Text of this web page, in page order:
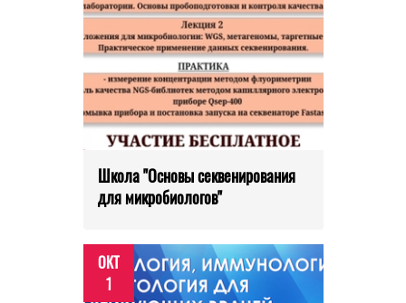
Школа "Основы секвенирования
для микробиологов"
ОКТ
1